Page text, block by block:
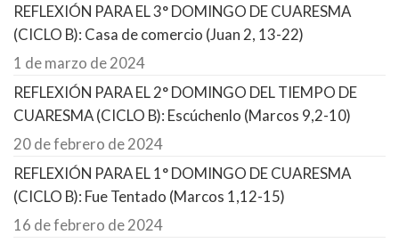
REFLEXIÓN PARA EL 3° DOMINGO DE CUARESMA
(CICLO B): Casa de comercio (Juan 2, 13-22)
1 de marzo de 2024
REFLEXIÓN PARA EL 2° DOMINGO DEL TIEMPO DE
CUARESMA (CICLO B): Escúchenlo (Marcos 9,2-10)
20 de febrero de 2024
REFLEXIÓN PARA EL 1° DOMINGO DE CUARESMA
(CICLO B): Fue Tentado (Marcos 1,12-15)
16 de febrero de 2024